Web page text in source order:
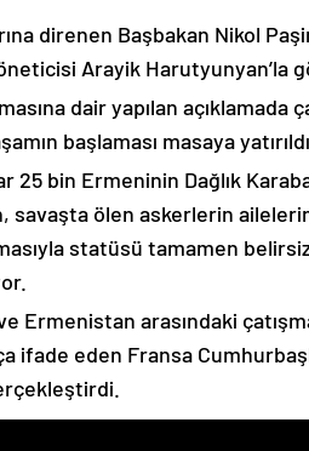
direnen Başbakan Nikol
Arayik Harutyunyan’la
dair yapılan açıklamada
başlaması masaya
25 bin Ermeninin Dağlık
savaşta ölen askerlerin
statüsü tamamen
Ermenistan arasındaki
ifade eden Fransa